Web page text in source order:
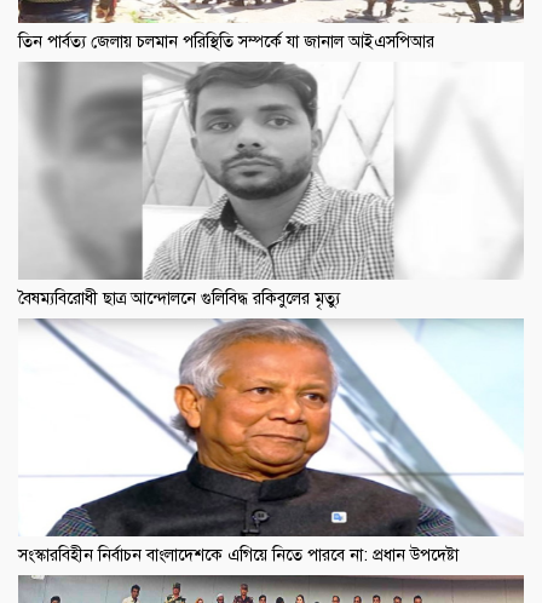
তিন পার্বত্য জেলায় চলমান পরিস্থিতি সম্পর্কে যা জানাল আইএসপিআর
বৈষম্যবিরোধী ছাত্র আন্দোলনে গুলিবিদ্ধ রকিবুলের মৃত্যু
সংস্কারবিহীন নির্বাচন বাংলাদেশকে এগিয়ে নিতে পারবে না: প্রধান উপদেষ্টা